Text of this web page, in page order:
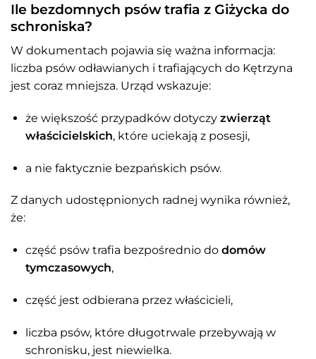
Ile bezdomnych psów trafia z Giżycka do
schroniska?
W dokumentach pojawia się ważna informacja:
liczba psów odławianych i trafiających do Kętrzyna
jest coraz mniejsza. Urząd wskazuje:
że większość przypadków dotyczy zwierząt
właścicielskich, które uciekają z posesji,
a nie faktycznie bezpańskich psów.
Z danych udostępnionych radnej wynika również,
że:
część psów trafia bezpośrednio do domów
tymczasowych,
część jest odbierana przez właścicieli,
liczba psów, które długotrwale przebywają w
schronisku, jest niewielka.